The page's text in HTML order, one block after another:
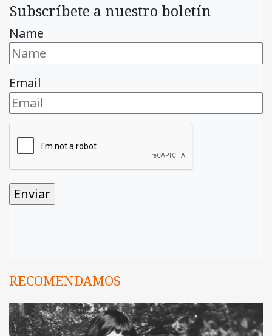
Subscríbete a nuestro boletín
Name
Email
RECOMENDAMOS